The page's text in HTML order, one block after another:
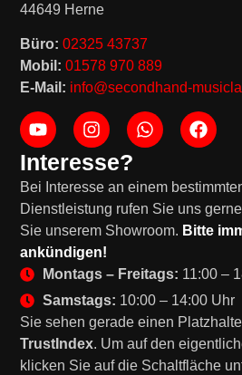
44649 Herne
Büro: 02325 43737
Mobil: 01578 970 889
E-Mail: info@secondhand-
Interesse?
Bei Interesse an einem
Dienstleistung rufen Sie uns
Sie unserem Showroom. Bitte
ankündigen!
Montags – Freitags: 11:00 –
Samstags: 10:00 – 14:00 Uhr
Sie sehen gerade einen
TrustIndex. Um auf den
klicken Sie auf die Schaltfläche